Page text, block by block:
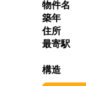
物件名
築年
住所
最寄駅
構造